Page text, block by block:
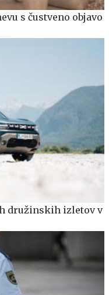
s čustveno objavo
družinskih izletov v